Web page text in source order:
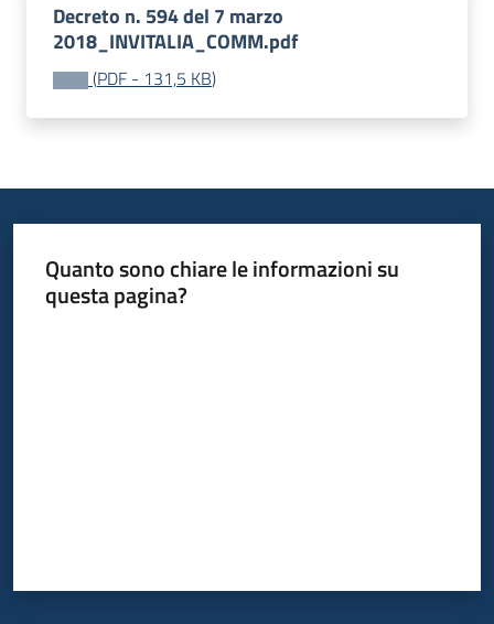
Decreto n. 594 del 7 marzo
2018_INVITALIA_COMM.pdf
(PDF - 131,5 KB)
Quanto sono chiare le informazioni su
questa pagina?